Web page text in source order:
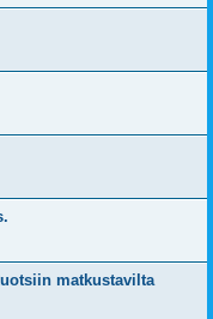
matkustavilta